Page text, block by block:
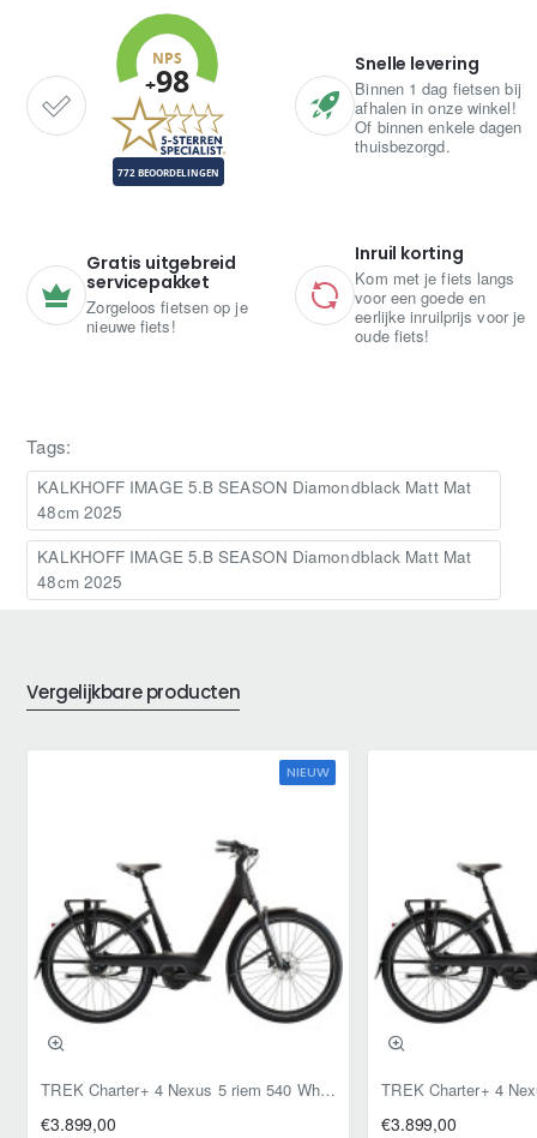
Gratis uitgebreid
servicepakket
Zorgeloos fietsen op je
nieuwe fiets!
Snelle levering
Binnen 1 dag fietsen bij
afhalen in onze winkel!
Of binnen enkele dagen
thuisbezorgd.
Inruil korting
Kom met je fiets langs
voor een goede en
eerlijke inruilprijs voor je
oude fiets!
Tags:
KALKHOFF IMAGE 5.B SEASON Diamondblack Matt Mat
48cm 2025
KALKHOFF IMAGE 5.B SEASON Diamondblack Matt Mat
48cm 2025
Vergelijkbare producten
NIEUW
TREK Charter+ 4 Nexus 5 riem 540 Wh Lowstep DARKWEB XL 59cm XL 2026
€3.899,00 €3.899,00